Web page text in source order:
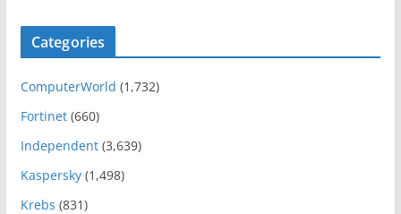
Categories
ComputerWorld (1,732)
Fortinet(660)
Independent(3,639)
Kaspersky(1,498)
Krebs (831)